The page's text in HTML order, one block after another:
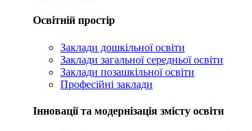
Освітній простір
Заклади дошкільної освіти
Заклади загальної середньої освіти
Заклади позашкільної освіти
Професійні заклади
Інновації та модернізація змісту освіти